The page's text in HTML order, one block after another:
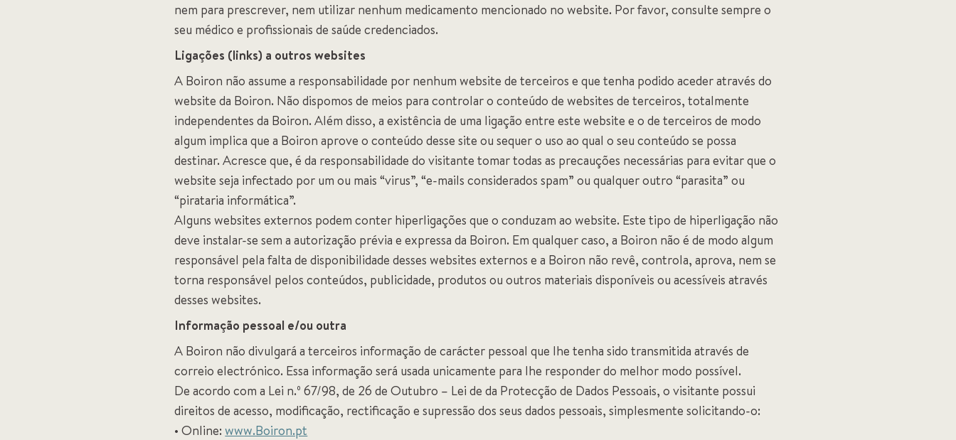
nem para prescrever, nem utilizar nenhum medicamento mencionado no website. Por favor, consulte sempre o
seu médico e profissionais de saúde credenciados.
Ligações (links) a outros websites
A Boiron não assume a responsabilidade por nenhum website de terceiros e que tenha podido aceder através do
website da Boiron. Não dispomos de meios para controlar o conteúdo de websites de terceiros, totalmente
independentes da Boiron. Além disso, a existência de uma ligação entre este website e o de terceiros de modo
algum implica que a Boiron aprove o conteúdo desse site ou sequer o uso ao qual o seu conteúdo se possa
destinar. Acresce que, é da responsabilidade do visitante tomar todas as precauções necessárias para evitar que o
website seja infectado por um ou mais “virus”, “e-mails considerados spam” ou qualquer outro “parasita” ou
“pirataria informática”.
Alguns websites externos podem conter hiperligações que o conduzam ao website. Este tipo de hiperligação não
deve instalar-se sem a autorização prévia e expressa da Boiron. Em qualquer caso, a Boiron não é de modo algum
responsável pela falta de disponibilidade desses websites externos e a Boiron não revê, controla, aprova, nem se
torna responsável pelos conteúdos, publicidade, produtos ou outros materiais disponíveis ou acessíveis através
desses websites.
Informação pessoal e/ou outra
A Boiron não divulgará a terceiros informação de carácter pessoal que lhe tenha sido transmitida através de
correio electrónico. Essa informação será usada unicamente para lhe responder do melhor modo possível.
De acordo com a Lei n.º 67/98, de 26 de Outubro – Lei de da Protecção de Dados Pessoais, o visitante possui
direitos de acesso, modificação, rectificação e supressão dos seus dados pessoais, simplesmente solicitando-o:
• Online:www.Boiron.pt